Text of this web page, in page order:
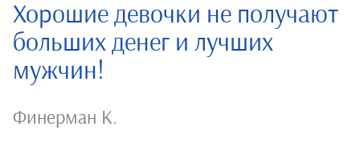
Хорошие девочки не получают
больших денег и лучших
мужчин!
Финерман К.